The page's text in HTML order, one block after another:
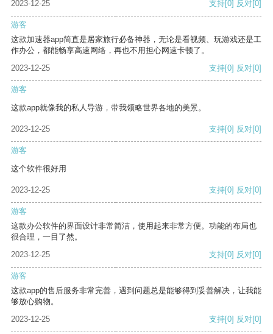
2023-12-25
支持[0] 反对[0]
游客
这款加速器app简直是居家旅行必备神器，无论是看视频、玩游戏还是工
作办公，都能畅享高速网络，再也不用担心网速卡顿了。
2023-12-25
支持[0] 反对[0]
游客
这款app就像我的私人导游，带我领略世界各地的美景。
2023-12-25 支持[0] 反对[0]
游客
这个软件很好用
2023-12-25 支持[0] 反对[0]
游客
这款办公软件的界面设计非常简洁，使用起来非常方便。功能的布局也
很合理，一目了然。
2023-12-25
支持[0] 反对[0]
游客
这款app的售后服务非常完善，遇到问题总是能够得到妥善解决，让我能
够放心购物。
2023-12-25
支持[0] 反对[0]